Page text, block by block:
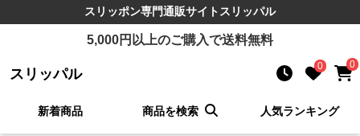
スリッポン専門通販サイト スリッパル
5,000円以上のご購入で送料無料
スリッパル 0 0
新着商品 商品を検索 人気ランキング